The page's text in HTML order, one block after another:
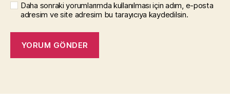
Daha sonraki yorumlarımda kullanılması için adım, e-posta
adresim ve site adresim bu tarayıcıya kaydedilsin.